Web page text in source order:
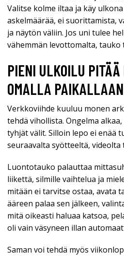
Valitse kolme iltaa ja käy
askelmäärää, ei suorittamista,
ja näytön väliin. Jos uni tulee
vähemmän levottomalta, tauko
PIENI ULKOILU PITÄÄ
OMALLA PAIKALLAAN
Verkkoviihde kuuluu monen
tehdä vihollista. Ongelma
tyhjät välit. Silloin lepo ei enää
seuraavalta syötteeltä, videolta
Luontotauko palauttaa
liikettä, silmille vaihtelua ja
mitään ei tarvitse ostaa, avata
ääreen palaa sen jälkeen,
mitä oikeasti haluaa katsoa,
oli vain väsyneen illan
Saman voi tehdä myös